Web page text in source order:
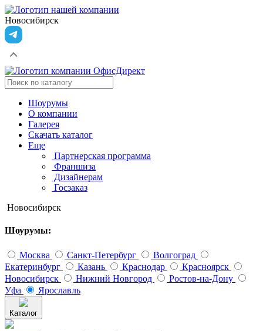
Новосибирск
Шоурумы
О компании
Галерея
Скачать каталог
Еще
Партнерская программа
Франшиза
Дизайнерам
Госзаказ
Новосибирск
Шоурумы:
Москва Санкт-Петербург
Волгоград
Екатеринбург
Казань Краснодар
Красноярск
Новосибирск
Нижний Новгород
Ростов-на-Дону
Уфа
Ярославль
Каталог